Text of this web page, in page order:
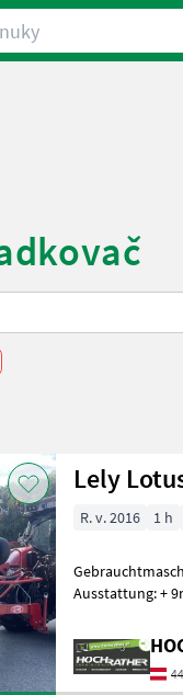
Lely
R. v. 2016 1 h
Ausstattung: +